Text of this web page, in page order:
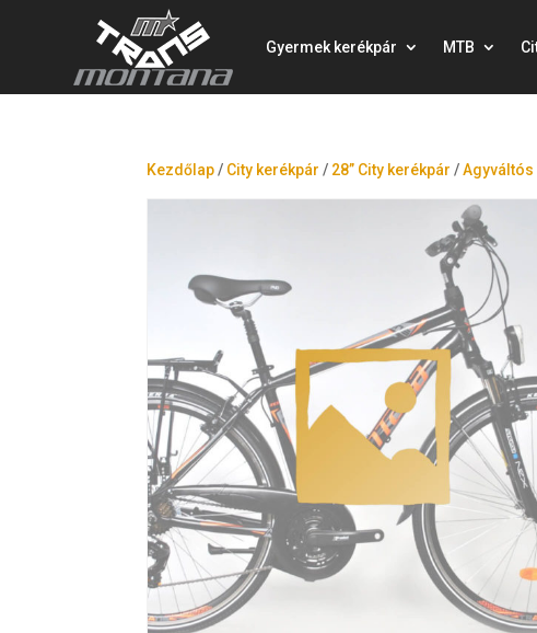
Gyermek kerékpár MTB
Kezdőlap/ City kerékpár / 28” City kerékpár /Agyváltós